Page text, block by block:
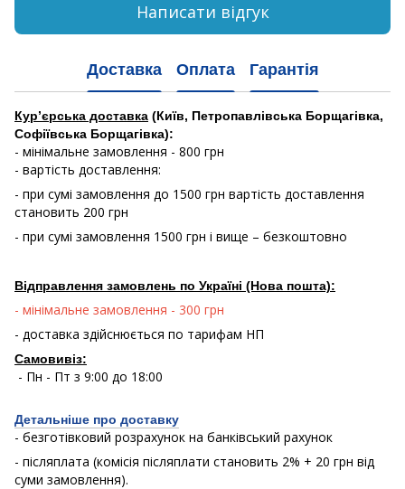
Написати відгук
Доставка Оплата Гарантія
Кур’єрська доставка (Київ, Петропавлівська Борщагівка,
Софіївська Борщагівка):
- мінімальне замовлення - 800 грн
- вартість доставлення:
- при сумі замовлення до 1500 грн вартість доставлення
становить 200 грн
- при сумі замовлення 1500 грн і вище – безкоштовно
Відправлення замовлень по Україні (Нова пошта):
- мінімальне замовлення - 300 грн
- доставка здійснюється по тарифам НП
Самовивіз:
- Пн - Пт з 9:00 до 18:00
Детальніше про доставку
- безготівковий розрахунок на банківський рахунок
- післяплата (комісія післяплати становить 2% + 20 грн від
суми замовлення).